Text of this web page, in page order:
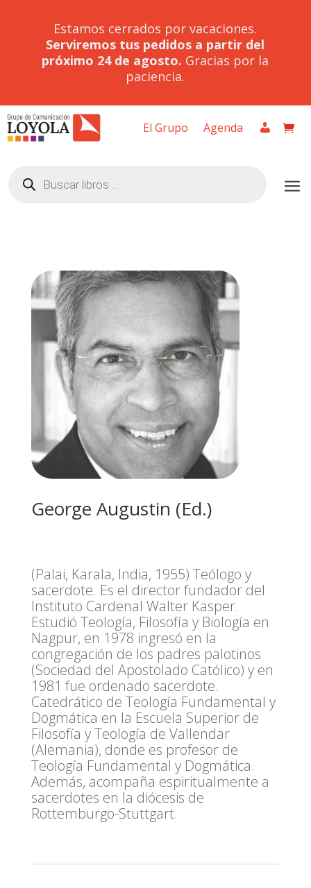
Estamos cerrados por vacaciones.
Serviremos tus pedidos a partir del
próximo 24 de agosto. Gracias por la
paciencia.
El Grupo Agenda
productos
George Augustin (Ed.)
(Palai, Karala, India, 1955) Teólogo y
sacerdote. Es el director fundador del
Instituto Cardenal Walter Kasper.
Estudió Teología, Filosofía y Biología en
Nagpur, en 1978 ingresó en la
congregación de los padres palotinos
(Sociedad del Apostolado Católico) y en
1981 fue ordenado sacerdote.
Catedrático de Teología Fundamental y
Dogmática en la Escuela Superior de
Filosofía y Teología de Vallendar
(Alemania), donde es profesor de
Teología Fundamental y Dogmática.
Además, acompaña espiritualmente a
sacerdotes en la diócesis de
Rottemburgo-Stuttgart.